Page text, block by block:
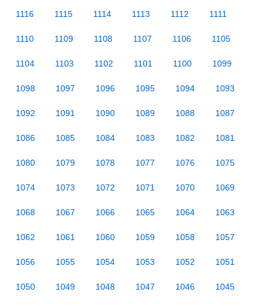
1116 1115 1114 1113 1112 1111
1110 1109 1108 1107 1106 1105
1104 1103 1102 1101 1100 1099
1098 1097 1096 1095 1094 1093
1092 1091 1090 1089 1088 1087
1086 1085 1084 1083 1082 1081
1080 1079 1078 1077 1076 1075
1074 1073 1072 1071 1070 1069
1068 1067 1066 1065 1064 1063
1062 1061 1060 1059 1058 1057
1056 1055 1054 1053 1052 1051
1050 1049 1048 1047 1046 1045